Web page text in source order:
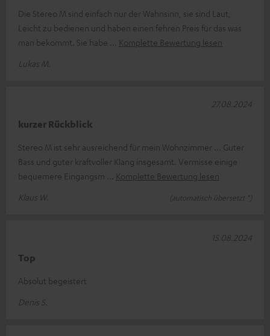
Die Stereo M sind einfach nur der Wahnsinn, sie sind Laut,
Leicht zu bedienen und haben einen fehren Preis für das was
man bekommt. Sie habe
Komplette Bewertung lesen
Lukas M.
kurzer Rückblick
Stereo M ist sehr ausreichend für mein Wohnzimmer ... Guter
Bass und guter kraftvoller Klang insgesamt. Vermisse einige
bequemere Eingangsm
Komplette Bewertung lesen
Klaus W.
(automatisch übersetzt *)
27.08.2024
Top
Absolut begeistert
Denis S.
15.08.2024